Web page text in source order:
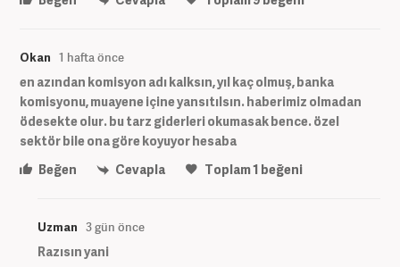
Okan 1 hafta önce
en azından komisyon adı kalksın, yıl kaç olmuş, banka
komisyonu, muayene içine yansıtılsın. haberimiz olmadan
ödesekte olur. bu tarz giderleri okumasak bence. özel
sektör bile ona göre koyuyor hesaba
Beğen
Cevapla Toplam1 beğeni
Uzman 3 gün önce
Razısın yani